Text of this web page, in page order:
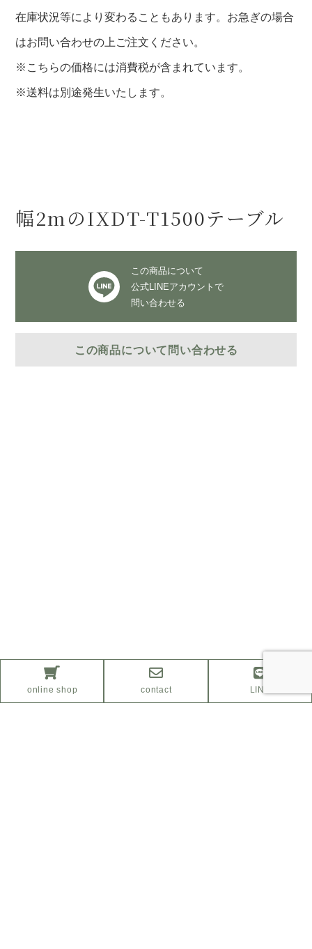
在庫状況等により変わることもあります。お急ぎの場合
はお問い合わせの上ご注文ください。
※こちらの価格には消費税が含まれています。
※送料は別途発生いたします。
幅2mのIXDT-T1500テーブル
この商品について
公式LINEアカウントで
問い合わせる
この商品について問い合わせる
online shop contact LINE